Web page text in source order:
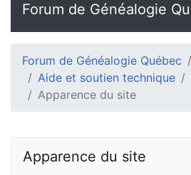
Forum de Généalogie
Forum de Généalogie Québec
Aide et soutien technique
Apparence du site
Apparence du site